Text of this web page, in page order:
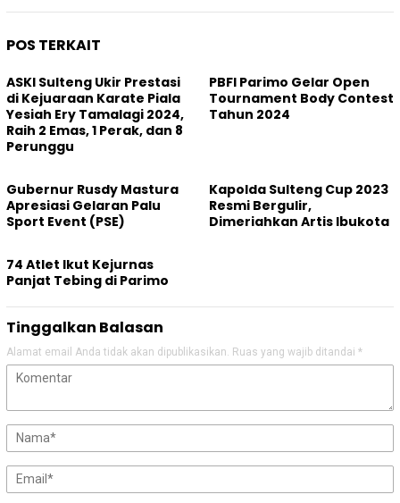
POS TERKAIT
ASKI Sulteng Ukir Prestasi
di Kejuaraan Karate Piala
Yesiah Ery Tamalagi 2024,
Raih 2 Emas, 1 Perak, dan 8
Perunggu
PBFI Parimo Gelar Open
Tournament Body Contest
Tahun 2024
Gubernur Rusdy Mastura
Apresiasi Gelaran Palu
Sport Event (PSE)
Kapolda Sulteng Cup 2023
Resmi Bergulir,
Dimeriahkan Artis Ibukota
74 Atlet Ikut Kejurnas
Panjat Tebing di Parimo
Tinggalkan Balasan
Alamat email Anda tidak akan dipublikasikan. Ruas yang wajib ditandai *